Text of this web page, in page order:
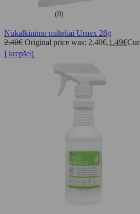
(0)
Nukalkinimo milteliai Urnex 28g
2.40€ Original price was: 2.40€.1.49€
Į krepšelį